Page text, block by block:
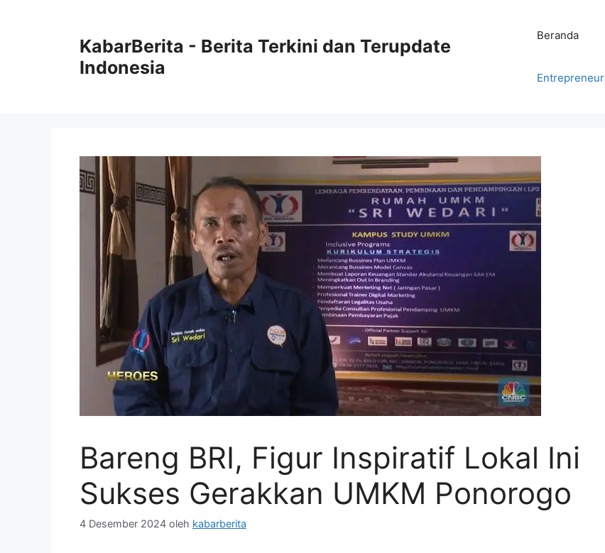
KabarBerita - Berita Terkini dan Terupdate
Indonesia
Beranda
Entrepreneur
Bareng BRI, Figur Inspiratif Lokal Ini
Sukses Gerakkan UMKM Ponorogo
4 Desember 2024 oleh kabarberita